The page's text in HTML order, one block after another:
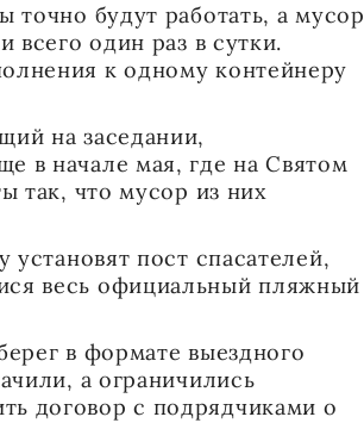
точно будут работать, а мусор
всего один раз в сутки.
к одному контейнеру
на заседании,
в начале мая, где на Святом
так, что мусор из них
установят пост спасателей,
весь официальный пляжный
в формате выездного
а ограничились
договор с подрядчиками о